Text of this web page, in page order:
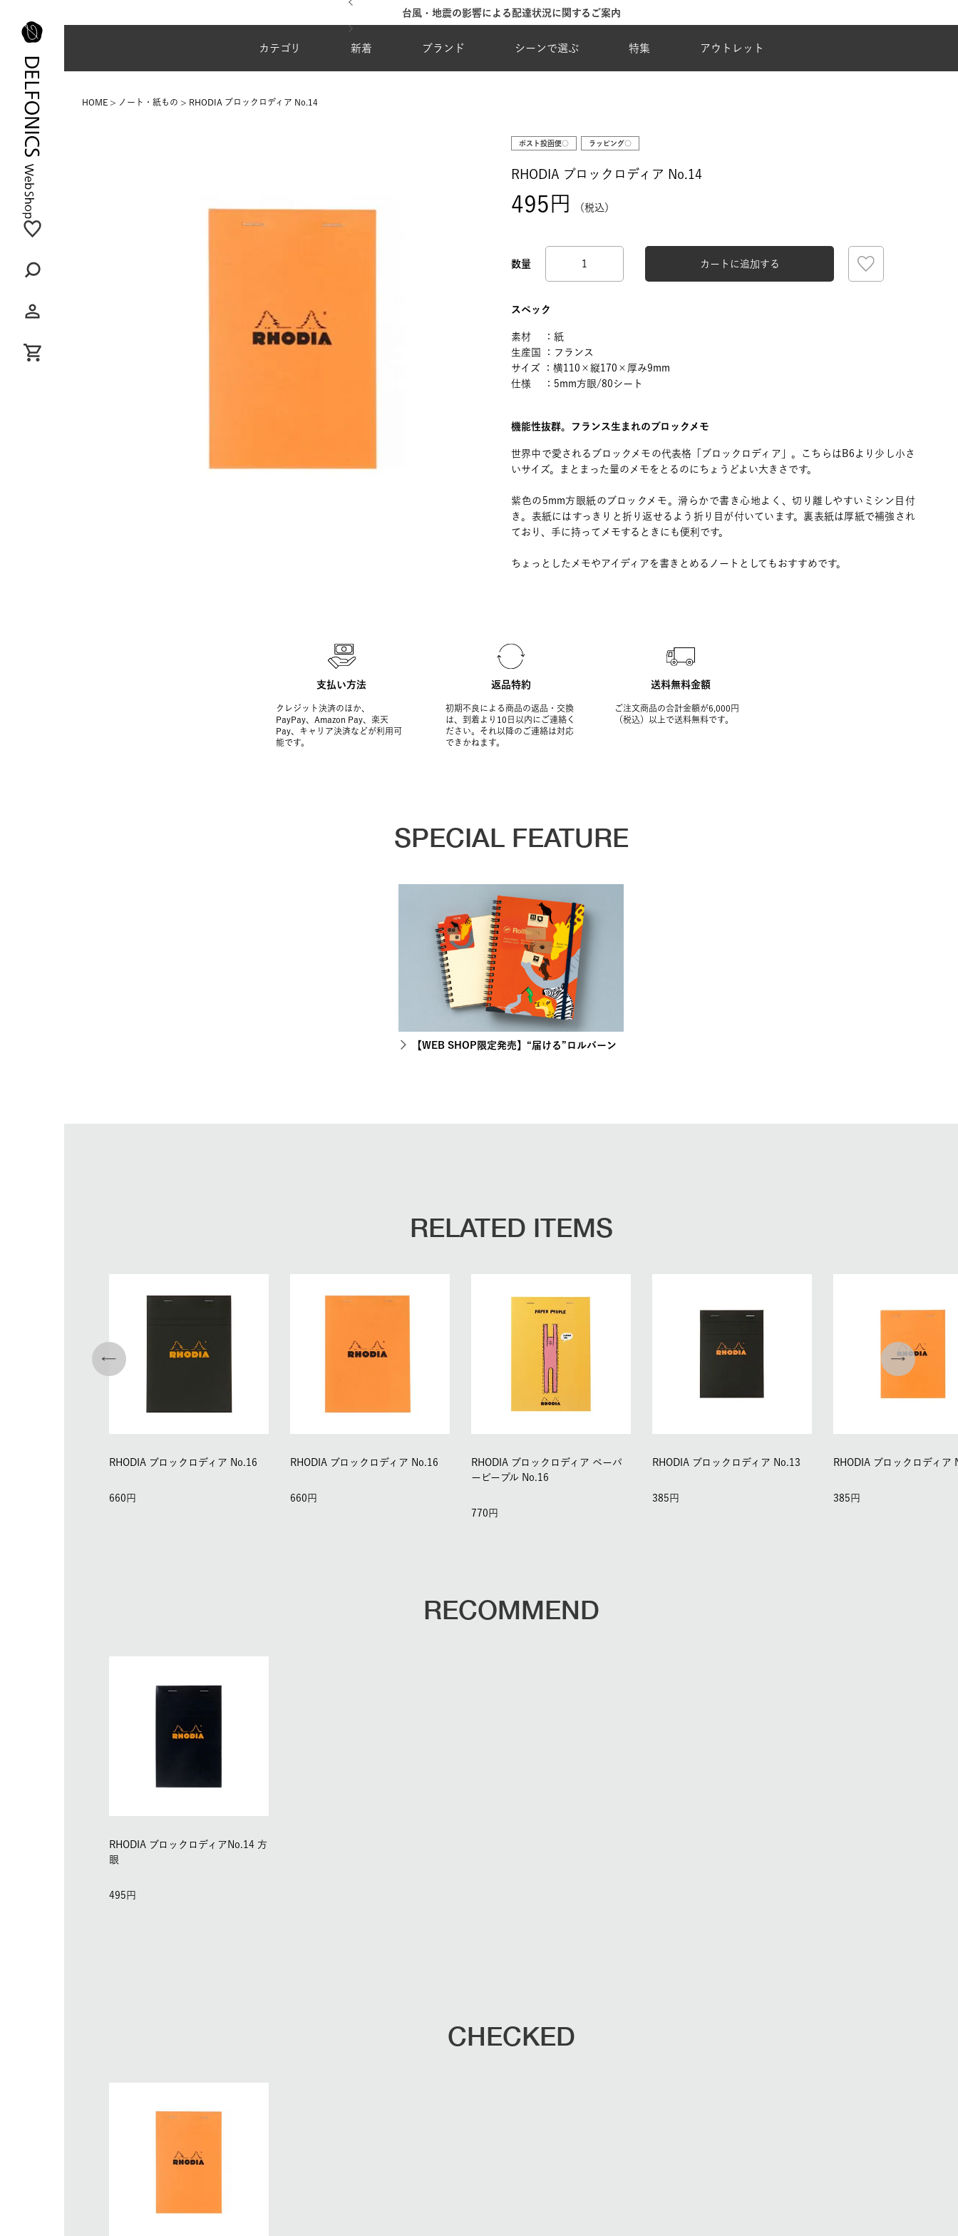
台風・地震の影響による配達状況に関するご案内
カテゴリ 新着 ブランド シーンで選ぶ 特集 アウトレット
HOME ノート・紙もの RHODIA ブロックロディア No.14
ポスト投函便○ ラッピング○
RHODIA ブロックロディア No.14
495 税込
カートに追加する
スペック
素材 ：紙
生産国 ：フランス
サイズ ：横110×縦170×厚み9mm
仕様 ：5mm方眼/80シート
機能性抜群。フランス生まれのブロックメモ
世界中で愛されるブロックメモの代表格「ブロックロディア」。こちらはB6より少し小さ
いサイズ。まとまった量のメモをとるのにちょうどよい大きさです。
紫色の5mm方眼紙のブロックメモ。滑らかで書き心地よく、切り離しやすいミシン目付
き。表紙にはすっきりと折り返せるよう折り目が付いています。裏表紙は厚紙で補強され
ており、手に持ってメモするときにも便利です。
ちょっとしたメモやアイディアを書きとめるノートとしてもおすすめです。
支払い方法
クレジット決済のほか、
PayPay、Amazon Pay、楽天
Pay、キャリア決済などが利用可
能です。
返品特約
初期不良による商品の返品・交換
は、到着より10日以内にご連絡く
ださい。それ以降のご連絡は対応
できかねます。
送料無料金額
ご注文商品の合計金額が6,000円
（税込）以上で送料無料です。
SPECIAL FEATURE
【WEB SHOP限定発売】“届ける”ロルバーン
RELATED ITEMS
RHODIA ブロックロディア No.16
660
RHODIA ブロックロディア No.16
660
RHODIA ブロックロディア ペーパ
ーピープル No.16
770
RHODIA ブロックロディア No.13
385
RHODIA ブロックロディア
385
RECOMMEND
RHODIA ブロックロディアNo.14 方
眼
495
CHECKED